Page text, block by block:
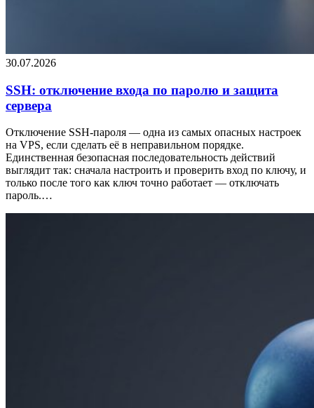
30.07.2026
SSH: отключение входа по паролю и защита
сервера
Отключение SSH-пароля — одна из самых опасных настроек
на VPS, если сделать её в неправильном порядке.
Единственная безопасная последовательность действий
выглядит так: сначала настроить и проверить вход по ключу, и
только после того как ключ точно работает — отключать
пароль.…